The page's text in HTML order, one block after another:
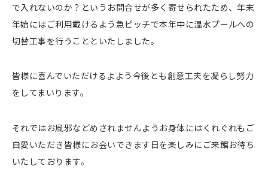
で入れないのか？というお問合せが多く寄せられたため、年末
年始にはご利用戴けるよう急ピッチで本年中に温水プールへの
切替工事を行うことといたしました。
皆様に喜んでいただけるよよう今後とも創意工夫を凝らし努力
をしてまいります。
それではお風邪などめされませんようお身体にはくれぐれもご
自愛いただき皆様にお会いできます日を楽しみにご来館お待ち
いたしております。